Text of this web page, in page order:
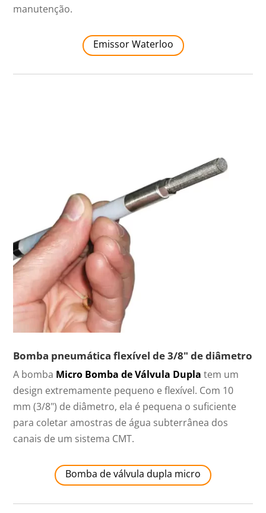
manutenção.
Emissor Waterloo
Bomba pneumática flexível de 3/8" de diâmetro
A bomba Micro Bomba de Válvula Dupla tem um
design extremamente pequeno e flexível. Com 10
mm (3/8") de diâmetro, ela é pequena o suficiente
para coletar amostras de água subterrânea dos
canais de um sistema CMT.
Bomba de válvula dupla micro